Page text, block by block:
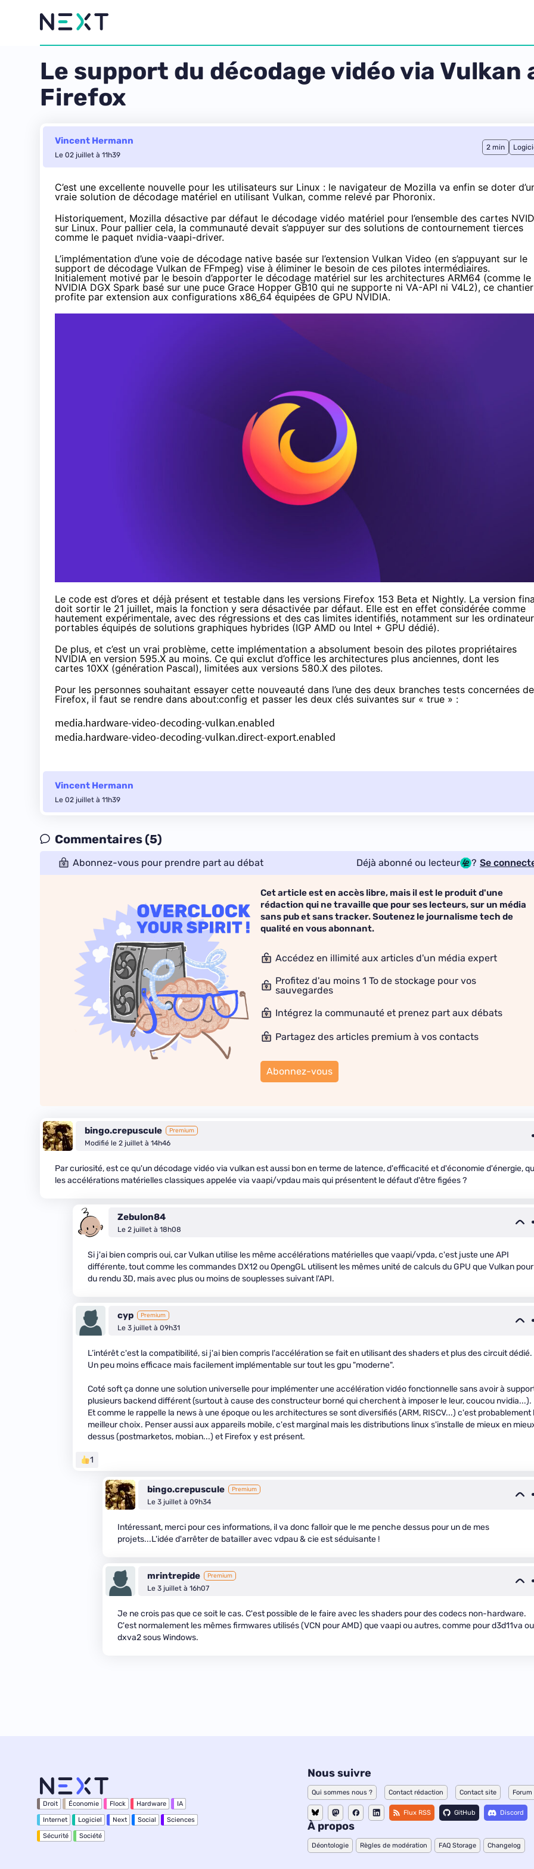
Le support du décodage vidéo via
Firefox
Vincent Hermann
Le 02 juillet à 11h39
2 min
C’est une excellente nouvelle pour les utilisateurs sur Linux : le navigateur de Mozilla va enfin se doter
vraie solution de décodage matériel en utilisant Vulkan, comme relevé par Phoronix.
Historiquement, Mozilla désactive par défaut le décodage vidéo matériel pour l’ensemble des cartes
sur Linux. Pour pallier cela, la communauté devait s’appuyer sur des solutions de contournement tierces
comme le paquet nvidia-vaapi-driver.
L’implémentation d’une voie de décodage native basée sur l’extension Vulkan Video (en s’appuyant sur le
support de décodage Vulkan de FFmpeg) vise à éliminer le besoin de ces pilotes intermédiaires.
Initialement motivé par le besoin d’apporter le décodage matériel sur les architectures ARM64 (comme le
NVIDIA DGX Spark basé sur une puce Grace Hopper GB10 qui ne supporte ni VA-API ni V4L2), ce chantier
profite par extension aux configurations x86_64 équipées de GPU NVIDIA.
Le code est d’ores et déjà présent et testable dans les versions Firefox 153 Beta et Nightly. La version
doit sortir le 21 juillet, mais la fonction y sera désactivée par défaut. Elle est en effet considérée comme
hautement expérimentale, avec des régressions et des cas limites identifiés, notamment sur les
portables équipés de solutions graphiques hybrides (IGP AMD ou Intel + GPU dédié).
De plus, et c’est un vrai problème, cette implémentation a absolument besoin des pilotes propriétaires
NVIDIA en version 595.X au moins. Ce qui exclut d’office les architectures plus anciennes, dont les
cartes 10XX (génération Pascal), limitées aux versions 580.X des pilotes.
Pour les personnes souhaitant essayer cette nouveauté dans l’une des deux branches tests concernées de
Firefox, il faut se rendre dans about:config et passer les deux clés suivantes sur « true » :
media.hardware-video-decoding-vulkan.enabled
media.hardware-video-decoding-vulkan.direct-export.enabled
Vincent Hermann
Le 02 juillet à 11h39
Commentaires (5)
Abonnez-vous pour prendre part au débat Déjà abonné ou lecteur ? Se
Cet article est en accès libre, mais il est le produit d'une
rédaction qui ne travaille que pour ses lecteurs, sur un média
sans pub et sans tracker. Soutenez le journalisme tech de
qualité en vous abonnant.
Accédez en illimité aux articles d'un média expert
Profitez d'au moins 1 To de stockage pour vos
sauvegardes
Intégrez la communauté et prenez part aux débats
Partagez des articles premium à vos contacts
Abonnez-vous
bingo.crepuscule Premium
Modifié le 2 juillet à 14h46
Par curiosité, est ce qu'un décodage vidéo via vulkan est aussi bon en terme de latence, d'efficacité et d'économie d'énergie,
les accélérations matérielles classiques appelée via vaapi/vpdau mais qui présentent le défaut d'être figées ?
Zebulon84
Le 2 juillet à 18h08
Si j'ai bien compris oui, car Vulkan utilise les même accélérations matérielles que vaapi/vpda, c'est juste une API
différente, tout comme les commandes DX12 ou OpengGL utilisent les mêmes unité de calculs du GPU que Vulkan pour
du rendu 3D, mais avec plus ou moins de souplesses suivant l'API.
cyp Premium
Le 3 juillet à 09h31
L’intérêt c'est la compatibilité, si j'ai bien compris l'accélération se fait en utilisant des shaders et plus des circuit dédié.
Un peu moins efficace mais facilement implémentable sur tout les gpu "moderne".
Coté soft ça donne une solution universelle pour implémenter une accélération vidéo fonctionnelle sans avoir à
plusieurs backend différent (surtout à cause des constructeur borné qui cherchent à imposer le leur, coucou nvidia...).
Et comme le rappelle la news à une époque ou les architectures se sont diversifiés (ARM, RISCV...) c'est probablement
meilleur choix. Penser aussi aux appareils mobile, c'est marginal mais les distributions linux s'installe de mieux en
dessus (postmarketos, mobian...) et Firefox y est présent.
1
bingo.crepuscule Premium
Le 3 juillet à 09h34
Intéressant, merci pour ces informations, il va donc falloir que le me penche dessus pour un de mes
projets...L'idée d'arrêter de batailler avec vdpau & cie est séduisante !
mrintrepide Premium
Le 3 juillet à 16h07
Je ne crois pas que ce soit le cas. C'est possible de le faire avec les shaders pour des codecs non-hardware.
C'est normalement les mêmes firmwares utilisés (VCN pour AMD) que vaapi ou autres, comme pour d3d11va ou
dxva2 sous Windows.
Droit Économie Flock Hardware IA
Internet Logiciel Next Social Sciences
Sécurité Société
Nous suivre
Qui sommes nous ? Contact rédaction Contact site Forum
Flux RSS GitHub Discord
À propos
Déontologie Règles de modération FAQ Storage Changelog